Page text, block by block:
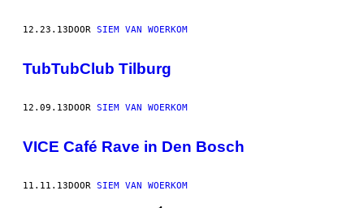
12.23.13DOOR SIEM VAN WOERKOM
TubTubClub Tilburg
12.09.13DOOR SIEM VAN WOERKOM
VICE Café Rave in Den Bosch
11.11.13DOOR SIEM VAN WOERKOM